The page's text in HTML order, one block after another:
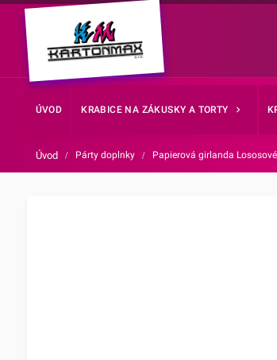
ÚVOD KRABICE NA ZÁKUSKY A TORTY
Úvod / Párty doplnky / Papierová girlanda